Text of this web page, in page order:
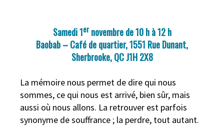
Samedi 1ernovembre de 10 h à 12 h
Baobab – Café de quartier, 1551 Rue Dunant,
Sherbrooke, QC J1H 2X8
La mémoire nous permet de dire qui nous
sommes, ce qui nous est arrivé, bien sûr, mais
aussi où nous allons. La retrouver est parfois
synonyme de souffrance ; la perdre, tout autant.